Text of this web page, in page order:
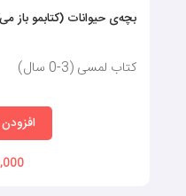
بچه‌ی حیوانات (کتابمو باز
کتاب لمسی (3-0 سال)